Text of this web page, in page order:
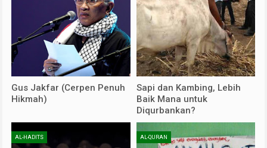
Gus Jakfar (Cerpen Penuh
Hikmah)
Sapi dan Kambing, Lebih
Baik Mana untuk
Diqurbankan?
AL-HADITS AL-QURAN